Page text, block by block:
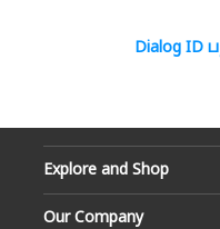
Dialog ID
Explore and Shop
Our Company